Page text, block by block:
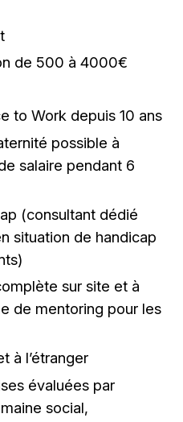
de 500 à 4000€
to Work depuis 10 ans
possible à
salaire pendant 6
(consultant dédié
situation de handicap
sur site et à
de mentoring pour les
à l’étranger
évaluées par
social,